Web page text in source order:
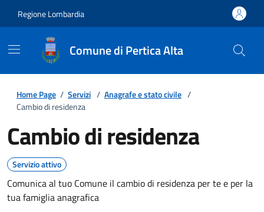
Regione Lombardia
Comune di Pertica Alta
Home Page / Servizi / Anagrafe e stato civile /
Cambio di residenza
Cambio di residenza
Servizio attivo
Comunica al tuo Comune il cambio di residenza per te e per la
tua famiglia anagrafica